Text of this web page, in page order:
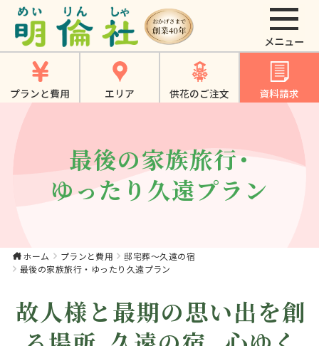
最後の家族旅行・ゆ
ったり久遠プラン｜
【公式】大東市・寝
お葬式、家族葬は
《明倫社》
プランと費用 エリア 供花のご注文 資料請求
最後の家族旅行・
ゆったり久遠プラン
ホーム プランと費用
邸宅葬～久遠の宿
最後の家族旅行・ゆったり久遠プラン
故人様と最期の思い出を創